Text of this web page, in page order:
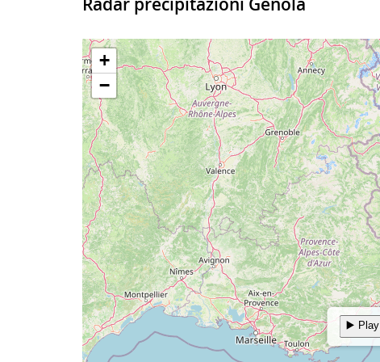
20 - 02 Parzialmente nuvoloso
02 - 08 Sereno
08 - 14 Sereno
14 - 20 Sereno
Venerdi 14 Agosto 2026
Periodo Previsioni
20 - 02 Nuvoloso
02 - 08 Sereno
14-15 Poco nuvoloso 35°
15-16 Parzialmente nuvoloso 35°
16-17 Variabile al sereno 33°
17-18 Parzialmente nuvoloso 34°
18-19 Poco nuvoloso 33°
19-20 Poco nuvoloso 32°
20-21 Parzialmente nuvoloso 29°
21-22 Poco nuvoloso 28°